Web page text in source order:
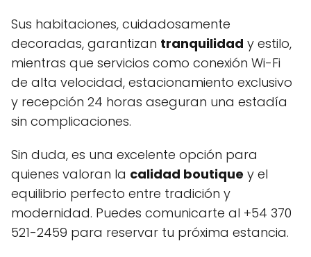
Sus habitaciones, cuidadosamente
decoradas, garantizan tranquilidad y estilo,
mientras que servicios como conexión Wi-Fi
de alta velocidad, estacionamiento exclusivo
y recepción 24 horas aseguran una estadía
sin complicaciones.
Sin duda, es una excelente opción para
quienes valoran la calidad boutique y el
equilibrio perfecto entre tradición y
modernidad. Puedes comunicarte al +54 370
521-2459 para reservar tu próxima estancia.